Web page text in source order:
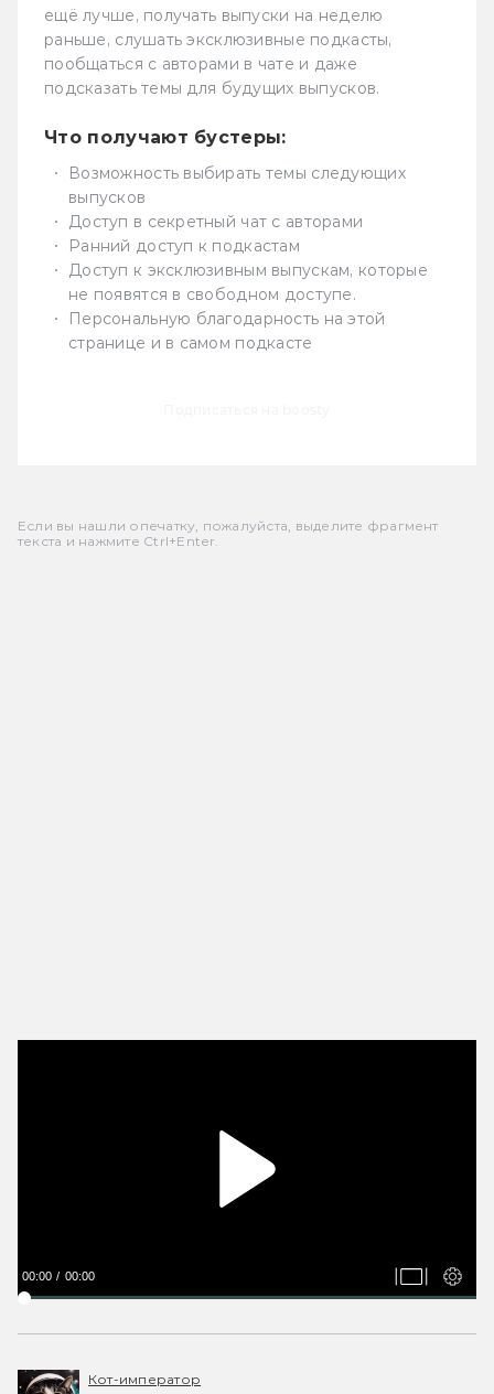
1:25:38 — Как шикарна настолка по
«Игре престолов» и сколько
оформлений у «Песни льда и
пламени».
1:26:28 — Что мы ещё смотрим: от
«Варваров» и «Викингов» до сериала
про жену Октавиана Августа.
1:30:00 — Пожелания и прощание.
ещё лучше, получать выпуски на неделю
раньше, слушать эксклюзивные подкасты,
пообщаться с авторами в чате и даже
подсказать темы для будущих выпусков.
Что получают бустеры:
Возможность выбирать темы следующих
выпусков
Доступ в секретный чат с авторами
Ранний доступ к подкастам
Доступ к эксклюзивным выпускам, которые
не появятся в свободном доступе.
Персональную благодарность на этой
странице и в самом подкасте
Если вы нашли опечатку, пожалуйста, выделите фрагмент
текста и нажмите Ctrl+Enter.
00:00 00:00
Кот-император